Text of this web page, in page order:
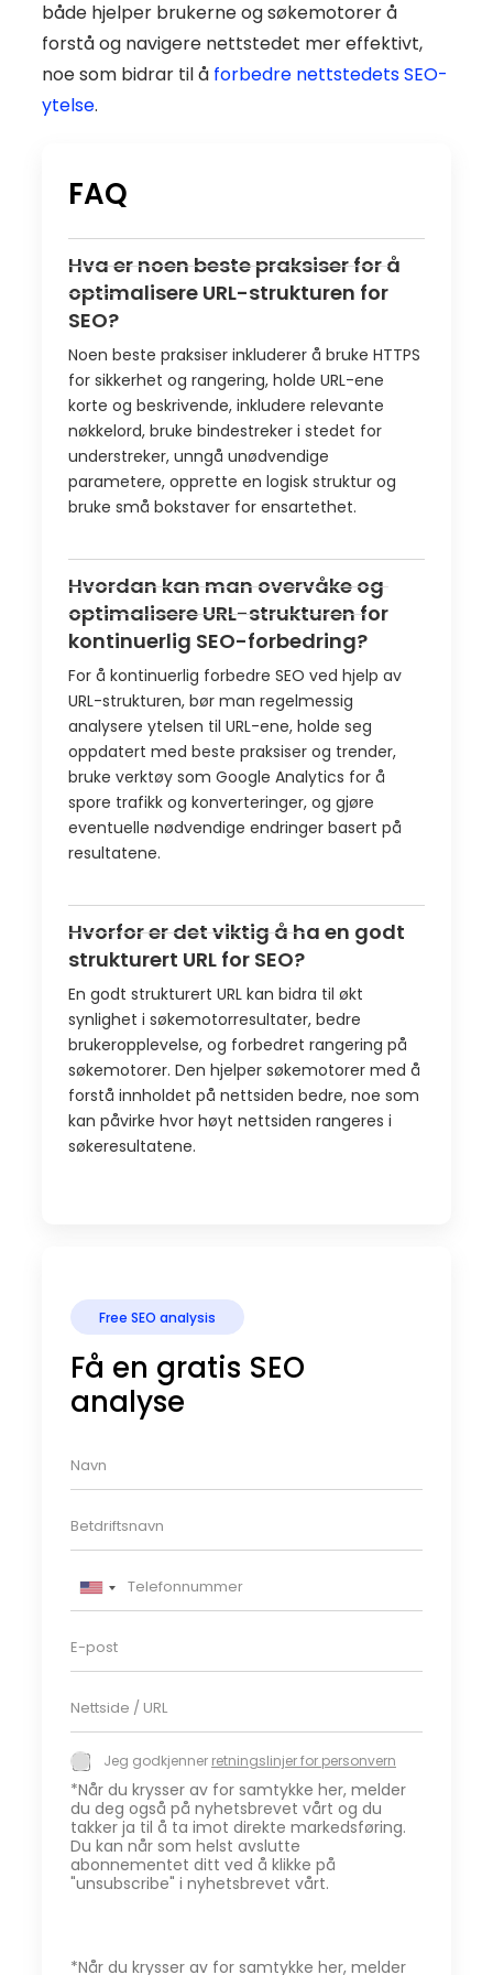
både hjelper brukerne og søkemotorer å
forstå og navigere nettstedet mer effektivt,
noe som bidrar til å forbedre nettstedets SEO-
ytelse.
FAQ
Hva er noen beste praksiser for å
optimalisere URL-strukturen for
SEO?
Noen beste praksiser inkluderer å bruke HTTPS
for sikkerhet og rangering, holde URL-ene
korte og beskrivende, inkludere relevante
nøkkelord, bruke bindestreker i stedet for
understreker, unngå unødvendige
parametere, opprette en logisk struktur og
bruke små bokstaver for ensartethet.
Hvordan kan man overvåke og
optimalisere URL-strukturen for
kontinuerlig SEO-forbedring?
For å kontinuerlig forbedre SEO ved hjelp av
URL-strukturen, bør man regelmessig
analysere ytelsen til URL-ene, holde seg
oppdatert med beste praksiser og trender,
bruke verktøy som Google Analytics for å
spore trafikk og konverteringer, og gjøre
eventuelle nødvendige endringer basert på
resultatene.
Hvorfor er det viktig å ha en godt
strukturert URL for SEO?
En godt strukturert URL kan bidra til økt
synlighet i søkemotorresultater, bedre
brukeropplevelse, og forbedret rangering på
søkemotorer. Den hjelper søkemotorer med å
forstå innholdet på nettsiden bedre, noe som
kan påvirke hvor høyt nettsiden rangeres i
søkeresultatene.
Free SEO analysis
Få en gratis SEO
analyse
a
v
n
i
n
b
d
r
i
f
t
*
l
e
f
o
n
n
u
m
m
e
r
*
U
i
e
d
S
t
a
t
e
-
p
o
s
t
*
i
n
n
e
t
t
s
i
d
R
e
t
n
i
n
g
n
Jeg godkjenner retningslinjer for personvern
*Når du krysser av for samtykke her, melder
du deg også på nyhetsbrevet vårt og du
takker ja til å ta imot direkte markedsføring.
Du kan når som helst avslutte
abonnementet ditt ved å klikke på
"unsubscribe" i nyhetsbrevet vårt.